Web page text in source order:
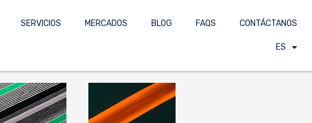
SERVICIOS MERCADOS BLOG FAQS CONTÁCTANOS
ES